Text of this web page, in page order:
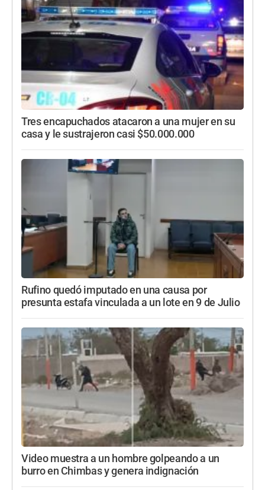
Tres encapuchados atacaron a una mujer en su
casa y le sustrajeron casi $50.000.000
Rufino quedó imputado en una causa por
presunta estafa vinculada a un lote en 9 de Julio
Video muestra a un hombre golpeando a un
burro en Chimbas y genera indignación